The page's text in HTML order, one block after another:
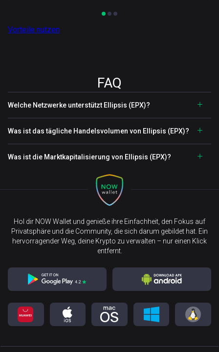
Vorteile nutzen
FAQ
Welche Netzwerke unterstützt Ellipsis (EPX)?
Was ist das tägliche Handelsvolumen von Ellipsis (EPX)?
Was ist die Marktkapitalisierung von Ellipsis (EPX)?
Hol dir NOW Wallet und genieße ihre Einfachheit, den Fokus auf
Privatsphäre und die Community, die sich darum gebildet hat. Ein
hervorragender Weg, deine Krypto zu verwalten – nur einen Klick
entfernt.